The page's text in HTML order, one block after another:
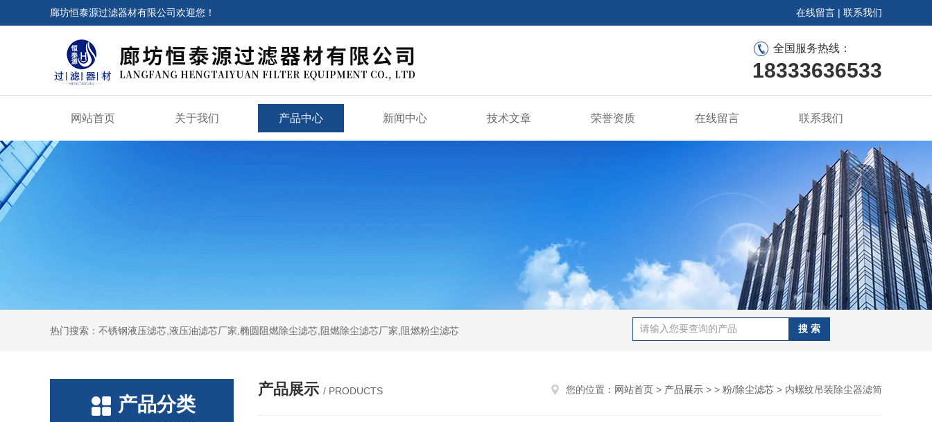
廊坊恒泰源过滤器材有限公司欢迎您！ 在线留言 | 联系我们
全国服务热线：
18333636533
网站首页 关于我们 产品中心 新闻中心 技术文章 荣誉资质 在线留言 联系我们
热门搜索：不锈钢液压滤芯,液压油滤芯厂家,椭圆阻燃除尘滤芯,阻燃除尘滤芯厂家,阻燃粉尘滤芯
产品分类
产品展示 / PRODUCTS 您的位置： 网站首页 > 产品展示 > > 粉/除尘滤芯 > 内螺纹吊装除尘器滤筒